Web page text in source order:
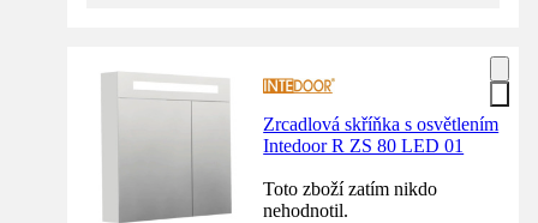
Zrcadlová skříňka s osvětlením
Intedoor R ZS 80 LED 01
Toto zboží zatím nikdo
nehodnotil.